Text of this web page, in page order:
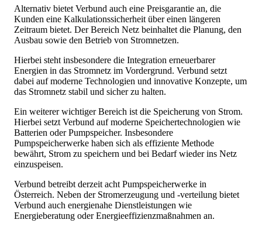
Alternativ bietet Verbund auch eine Preisgarantie an, die
Kunden eine Kalkulationssicherheit über einen längeren
Zeitraum bietet. Der Bereich Netz beinhaltet die Planung, den
Ausbau sowie den Betrieb von Stromnetzen.
Hierbei steht insbesondere die Integration erneuerbarer
Energien in das Stromnetz im Vordergrund. Verbund setzt
dabei auf moderne Technologien und innovative Konzepte, um
das Stromnetz stabil und sicher zu halten.
Ein weiterer wichtiger Bereich ist die Speicherung von Strom.
Hierbei setzt Verbund auf moderne Speichertechnologien wie
Batterien oder Pumpspeicher. Insbesondere
Pumpspeicherwerke haben sich als effiziente Methode
bewährt, Strom zu speichern und bei Bedarf wieder ins Netz
einzuspeisen.
Verbund betreibt derzeit acht Pumpspeicherwerke in
Österreich. Neben der Stromerzeugung und -verteilung bietet
Verbund auch energienahe Dienstleistungen wie
Energieberatung oder Energieeffizienzmaßnahmen an.